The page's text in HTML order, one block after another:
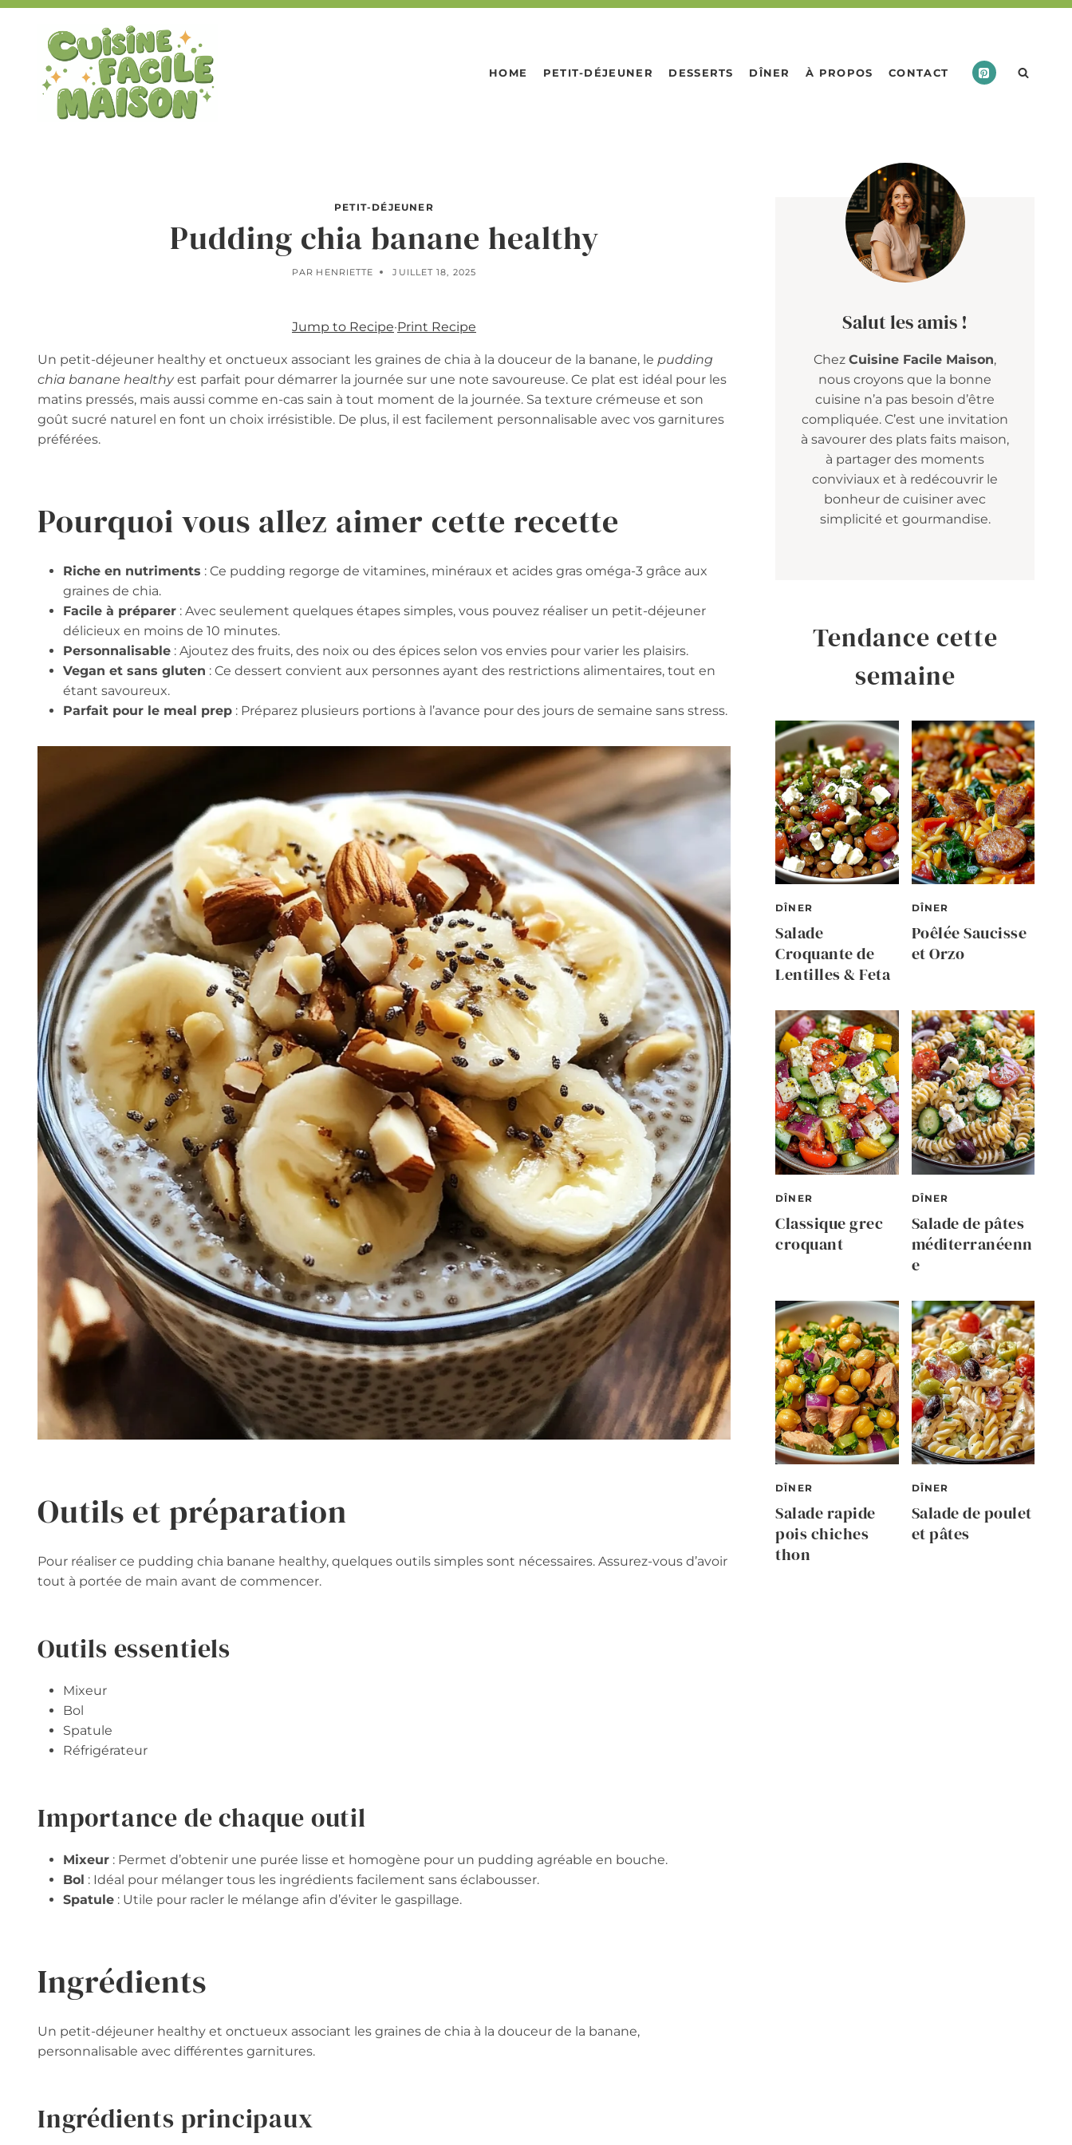
Aller
contenu
HOME PETIT-DÉJEUNER DESSERTS DÎNER À PROPOS CONTACT
PETIT-DÉJEUNER
Pudding chia banane healthy
PAR HENRIETTE JUILLET 18, 2025
Jump to Recipe·Print Recipe
Un petit-déjeuner healthy et onctueux associant les graines de chia à la douceur de la banane, le pudding
chia banane healthyest parfait pour démarrer la journée sur une note savoureuse. Ce plat est idéal pour les
matins pressés, mais aussi comme en-cas sain à tout moment de la journée. Sa texture crémeuse et son
goût sucré naturel en font un choix irrésistible. De plus, il est facilement personnalisable avec vos garnitures
préférées.
Pourquoi vous allez aimer cette recette
Riche en nutriments : Ce pudding regorge de vitamines, minéraux et acides gras oméga-3 grâce aux
graines de chia.
Facile à préparer : Avec seulement quelques étapes simples, vous pouvez réaliser un petit-déjeuner
délicieux en moins de 10 minutes.
Personnalisable : Ajoutez des fruits, des noix ou des épices selon vos envies pour varier les plaisirs.
Vegan et sans gluten : Ce dessert convient aux personnes ayant des restrictions alimentaires, tout en
étant savoureux.
Parfait pour le meal prep : Préparez plusieurs portions à l’avance pour des jours de semaine sans stress.
Outils et préparation
Pour réaliser ce pudding chia banane healthy, quelques outils simples sont nécessaires. Assurez-vous d’avoir
tout à portée de main avant de commencer.
Outils essentiels
Mixeur
Bol
Spatule
Réfrigérateur
Importance de chaque outil
Mixeur : Permet d’obtenir une purée lisse et homogène pour un pudding agréable en bouche.
Bol : Idéal pour mélanger tous les ingrédients facilement sans éclabousser.
Spatule : Utile pour racler le mélange afin d’éviter le gaspillage.
Ingrédients
Un petit-déjeuner healthy et onctueux associant les graines de chia à la douceur de la banane,
personnalisable avec différentes garnitures.
Ingrédients principaux
Salut les amis !
Chez Cuisine Facile Maison,
nous croyons que la bonne
cuisine n’a pas besoin d’être
compliquée. C’est une invitation
à savourer des plats faits maison,
à partager des moments
conviviaux et à redécouvrir le
bonheur de cuisiner avec
simplicité et gourmandise.
Tendance cette
semaine
DÎNER
Salade
Croquante de
Lentilles & Feta
DÎNER
Poêlée Saucisse
et Orzo
DÎNER
Classique grec
croquant
DÎNER
Salade de pâtes
méditerranéenn
e
DÎNER
Salade rapide
pois chiches
thon
DÎNER
Salade de poulet
et pâtes